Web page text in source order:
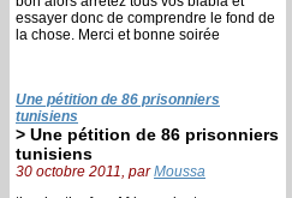
essayer donc de comprendre le fond de
la chose. Merci et bonne soirée
Une pétition de 86 prisonniers
tunisiens
> Une pétition de 86 prisonniers
tunisiens
30 octobre 2011, parMoussa